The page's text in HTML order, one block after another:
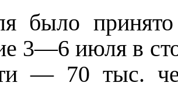
было
3—6 июля в
— 70 тыс.